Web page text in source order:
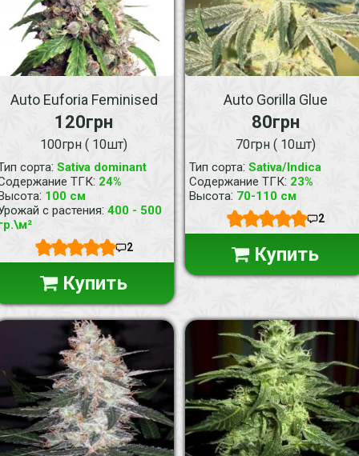
Auto Euforia Feminised
120грн
100грн ( 10шт)
сорта: Sativa dominant
ТГК: 24%
: 100 см
с растения: 400 - 500
2
Купить
Auto Gorilla Glue
80грн
70грн ( 10шт)
Тип сорта: Sativa/Indica
Содержание ТГК: 23%
Высота: 70-110 см
2
Купить